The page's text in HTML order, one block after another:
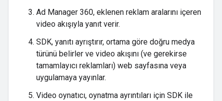
Ad Manager 360, eklenen reklam aralarını içeren
video akışıyla yanıt verir.
SDK, yanıtı ayrıştırır, ortama göre doğru medya
türünü belirler ve video akışını (ve gerekirse
tamamlayıcı reklamları) web sayfasına veya
uygulamaya yayınlar.
Video oynatıcı, oynatma ayrıntıları için SDK ile